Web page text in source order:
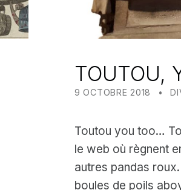
TOUTOU,
9 OCTOBRE 2018
Toutou you too…
le web où règnent
autres pandas
boules de poils